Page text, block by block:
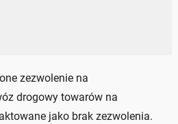
zezwolenie na
drogowy towarów na
jako brak zezwolenia.